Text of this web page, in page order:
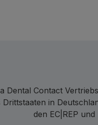
Dental Contact
Drittstaaten in
den EC|REP